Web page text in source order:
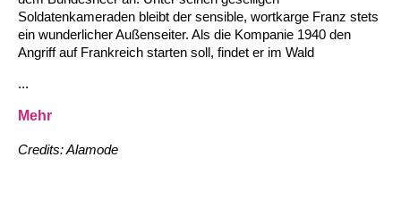
Soldatenkameraden bleibt der sensible, wortkarge Franz stets
ein wunderlicher Außenseiter. Als die Kompanie 1940 den
Angriff auf Frankreich starten soll, findet er im Wald
...
Mehr
Credits: Alamode